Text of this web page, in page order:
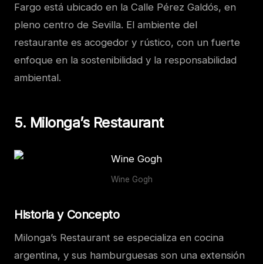
Fargo está ubicado en la Calle Pérez Galdós, en
pleno centro de Sevilla. El ambiente del
restaurante es acogedor y rústico, con un fuerte
enfoque en la sostenibilidad y la responsabilidad
ambiental.
5. Milonga’s Restaurant
Wine Gogh
Historia y Concepto
Milonga’s Restaurant se especializa en cocina
argentina, y sus hamburguesas son una extensión